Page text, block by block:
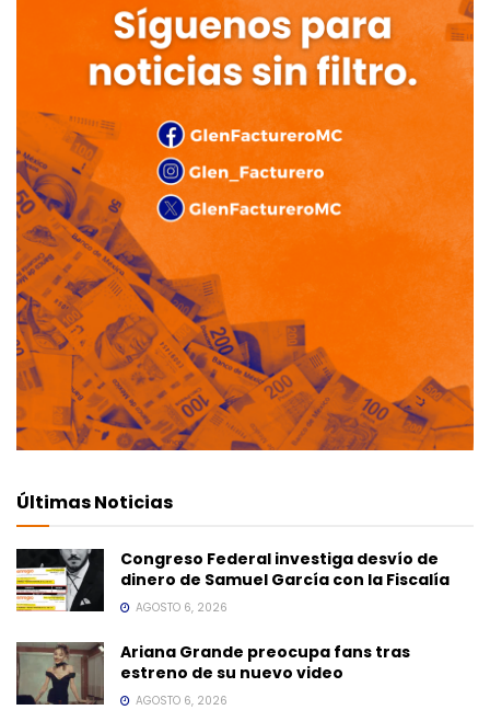
Últimas Noticias
Congreso Federal investiga desvío de
dinero de Samuel García con la Fiscalía
AGOSTO 6, 2026
Ariana Grande preocupa fans tras
estreno de su nuevo video
AGOSTO 6, 2026